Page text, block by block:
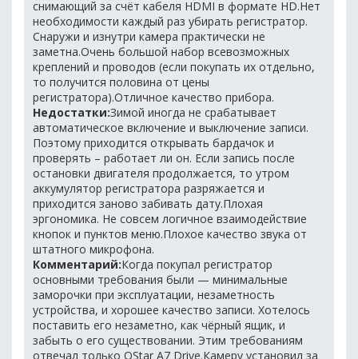
снимающий за счёт кабеля HDMI в формате HD.Нет
необходимости каждый раз убирать регистратор.
Снаружи и изнутри камера практически не
заметна.Очень большой набор всевозможных
креплений и проводов (если покупать их отдельно,
то получится половина от цены
регистратора).Отличное качество прибора.
Недостатки:Зимой иногда не срабатывает
автоматическое включение и выключение записи.
Поэтому приходится открывать бардачок и
проверять – работает ли он. Если запись после
остановки двигателя продолжается, то утром
аккумулятор регистратора разряжается и
приходится заново забивать дату.Плохая
эргономика. Не совсем логичное взаимодействие
кнопок и пунктов меню.Плохое качество звука от
штатного микрофона.
Комментарий:Когда покупал регистратор
основными требования были — минимальные
заморочки при эксплуатации, незаметность
устройства, и хорошее качество записи. Хотелось
поставить его незаметно, как чёрный ящик, и
забыть о его существовании. Этим требованиям
отвечал только QStar A7 Drive.Камеру установил за